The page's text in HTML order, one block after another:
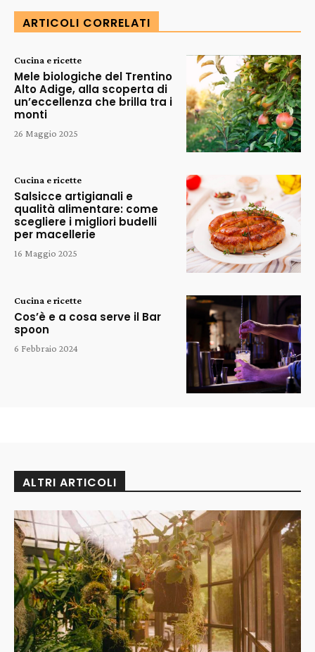
ARTICOLI CORRELATI
Cucina e ricette
Mele biologiche del Trentino
Alto Adige, alla scoperta di
un’eccellenza che brilla tra i
monti
26 Maggio 2025
Cucina e ricette
Salsicce artigianali e
qualità alimentare: come
scegliere i migliori budelli
per macellerie
16 Maggio 2025
Cucina e ricette
Cos’è e a cosa serve il Bar
spoon
6 Febbraio 2024
ALTRI ARTICOLI